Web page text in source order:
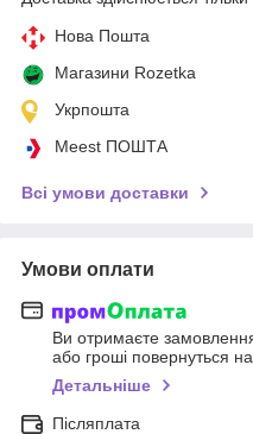
Нова Пошта
Магазини Rozetka
Укрпошта
Meest ПОШТА
Всі умови доставки
Умови оплати
Ви отримаєте
або гроші повернуться
Детальніше
Післяплата